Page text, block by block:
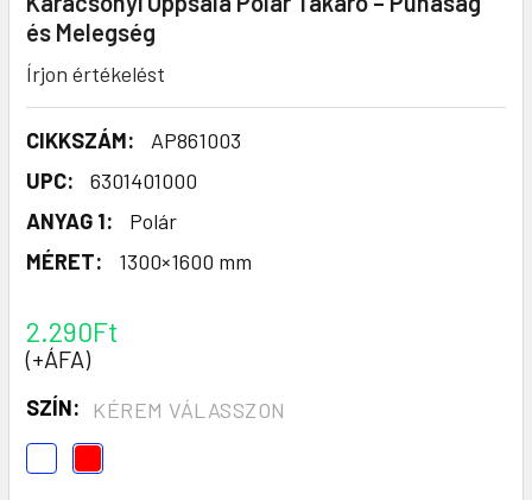
és Melegség
Írjon értékelést
CIKKSZÁM:
AP861003
UPC:
6301401000
ANYAG 1:
Polár
MÉRET:
1300×1600 mm
2.290Ft
(+ÁFA)
SZÍN: KÉREM VÁLASSZON